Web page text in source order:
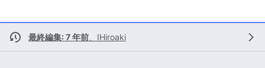
最終編集: 7 年前 IHiroaki